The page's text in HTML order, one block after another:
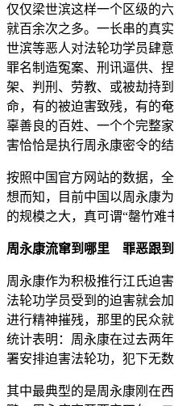
仅仅梁世滨这样一个区级的
就百余次之多。一长串的真
世滨等恶人对法轮功学员肆
罪名制造冤案、刑讯逼供、
架、判刑、劳教、或被劫持
命，有的被迫害致残，有的
辜善良的百姓、一个个完整
害恰恰是执行周永康密令的结
按照中国官方网站的数据，
想而知，目前中国以周永康
的规模之大，真可谓“罄竹难
周永康流窜到哪里 罪恶跟
周永康作为积极推行江氏迫
法轮功学员受到的迫害就会
进行精神摧残，那里的民众
统计表明：周永康在过去两
署安排迫害法轮功，犯下无数
其中最典型的是周永康刚在